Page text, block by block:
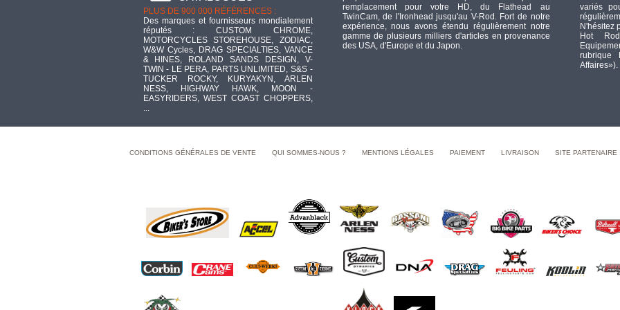
PLUS DE 900 000 RÉFÉRENCES :
Des marques et fournisseurs mondialement
réputés : CUSTOM CHROME,
MOTORCYCLES STOREHOUSE, ZODIAC,
W&W Cycles, DRAG SPECIALTIES, VANCE
& HINES, ROLAND SANDS DESIGN, V-
TWIN - LE PERA, PARTS UNLIMITED, S&S -
TUCKER ROCKY, KURYAKYN, ARLEN
NESS, HIGHWAY HAWK, MOON -
EASYRIDERS, WEST COAST CHOPPERS,
...
remplacement pour votre HD, du Flathead au
TwinCam, de l'Ironhead jusqu'au V-Rod. Fort de notre
expérience, nous avons étendu régulièrement notre
gamme de plusieurs milliers d'articles en provenance
des USA, d'Europe et du Japon.
variés
N'hésitez
Hot
rubrique
Affaires»).
CONDITIONS GÉNÉRALES DE VENTE QUI SOMMES-NOUS ? MENTIONS LÉGALES PAIEMENT LIVRAISON SITE PARTENAIRE